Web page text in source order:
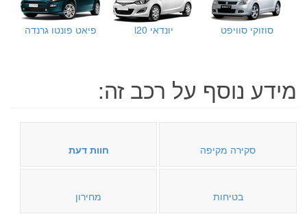
סוזוקי סוויפט יונדאי i20 פיאט פונטו גרנדה
מידע נוסף על רכב זה:
סקירה מקיפה חוות דעת
בטיחות מחירון